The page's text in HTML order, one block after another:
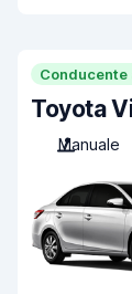
Toyota
Manuale